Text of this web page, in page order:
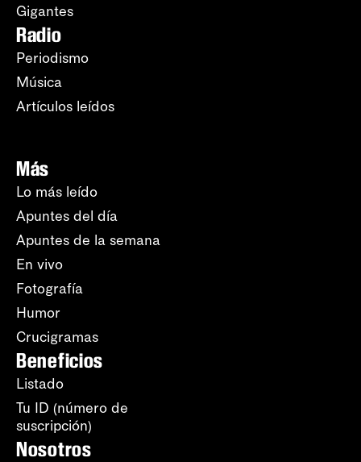
Gigantes
Radio
Periodismo
Música
Artículos leídos
Más
Lo más leído
Apuntes del día
Apuntes de la semana
En vivo
Fotografía
Humor
Crucigramas
Beneficios
Listado
Tu ID (número de
suscripción)
Nosotros